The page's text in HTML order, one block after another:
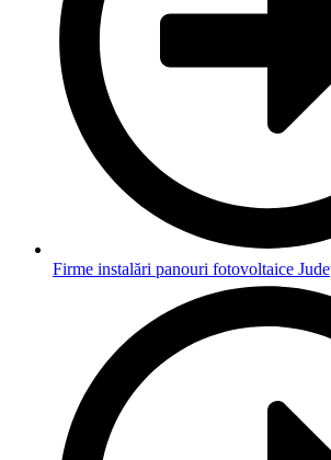
Firme instalări panouri fotovoltaice